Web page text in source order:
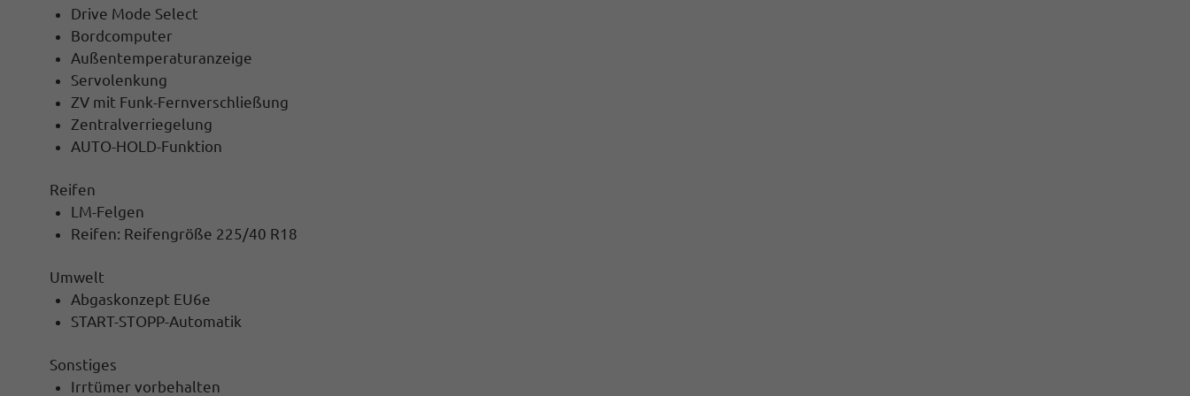
Drive Mode Select
Bordcomputer
Außentemperaturanzeige
Servolenkung
ZV mit Funk-Fernverschließung
Zentralverriegelung
AUTO-HOLD-Funktion
Reifen
LM-Felgen
Reifen: Reifengröße 225/40 R18
Umwelt
Abgaskonzept EU6e
START-STOPP-Automatik
Sonstiges
Irrtümer vorbehalten